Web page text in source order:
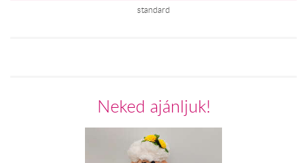
standard
Neked ajánljuk!